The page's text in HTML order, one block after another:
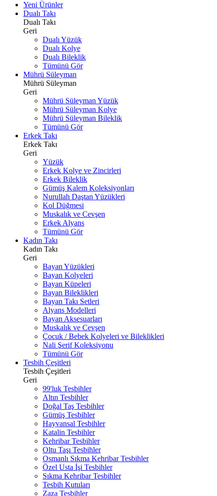
Yeni Ürünler
Dualı Takı
Dualı Takı
Geri
Dualı Yüzük
Dualı Kolye
Dualı Bileklik
Tümünü Gör
Mührü Süleyman
Mührü Süleyman
Geri
Mührü Süleyman Yüzük
Mührü Süleyman Kolye
Mührü Süleyman Bileklik
Tümünü Gör
Erkek Takı
Erkek Takı
Geri
Yüzük
Erkek Kolye ve Zincirleri
Erkek Bileklik
Gümüş Kalem Koleksiyonları
Nurullah Daştan Yüzükleri
Kol Düğmesi
Muskalık ve Cevşen
Erkek Alyans
Tümünü Gör
Kadın Takı
Kadın Takı
Geri
Bayan Yüzükleri
Bayan Kolyeleri
Bayan Küpeleri
Bayan Bileklikleri
Bayan Takı Setleri
Alyans Modelleri
Bayan Aksesuarları
Muskalık ve Cevşen
Çocuk / Bebek Kolyeleri ve Bileklikleri
Nali Şerif Koleksiyonu
Tümünü Gör
Tesbih Çeşitleri
Tesbih Çeşitleri
Geri
99'luk Tesbihler
Altın Tesbihler
Doğal Taş Tesbihler
Gümüş Tesbihler
Hayvansal Tesbihler
Katalin Tesbihler
Kehribar Tesbihler
Oltu Taşı Tesbihler
Osmanlı Sıkma Kehribar Tesbihler
Özel Usta İşi Tesbihler
Sıkma Kehribar Tesbihler
Tesbih Kutuları
Zaza Tesbihler